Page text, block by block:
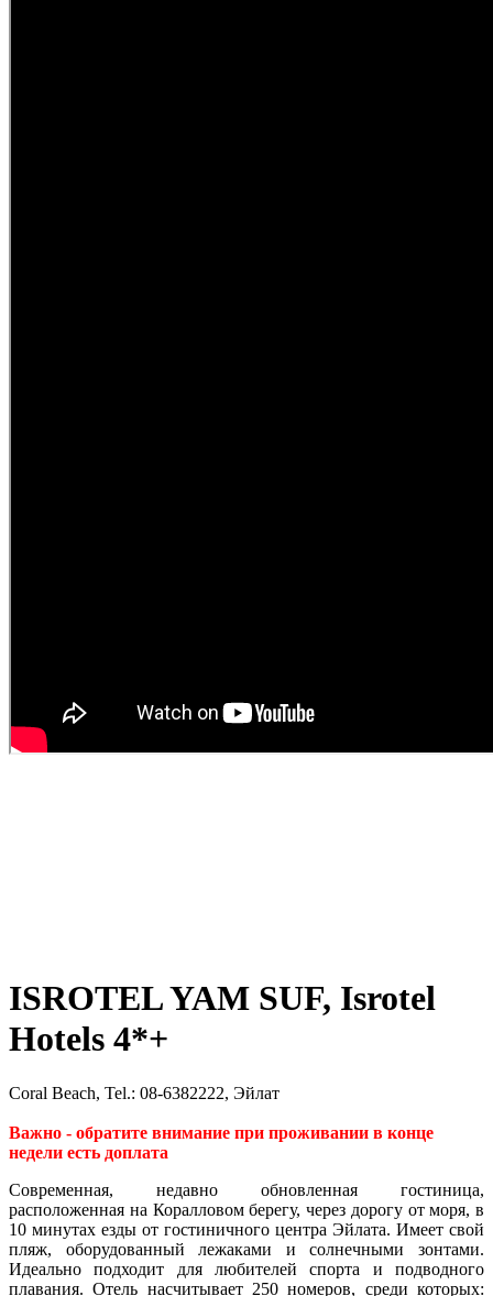
ISROTEL YAM SUF, Isrotel
Hotels 4*+
Coral Beach, Tel.: 08-6382222, Эйлат
Важно - обратите внимание при проживании в конце
недели есть доплата
Современная, недавно обновленная гостиница,
расположенная на Коралловом берегу, через дорогу от моря, в
10 минутах езды от гостиничного центра Эйлата. Имеет свой
пляж, оборудованный лежаками и солнечными зонтами.
Идеально подходит для любителей спорта и подводного
плавания. Отель насчитывает 250 номеров, среди которых: